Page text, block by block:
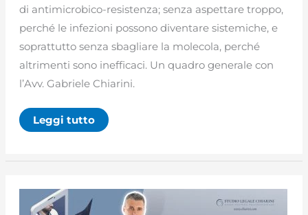
di antimicrobico-resistenza; senza aspettare troppo,
perché le infezioni possono diventare sistemiche, e
soprattutto senza sbagliare la molecola, perché
altrimenti sono inefficaci. Un quadro generale con
l’Avv. Gabriele Chiarini.
Antibiotici:
classificazione,
e
Leggi tutto